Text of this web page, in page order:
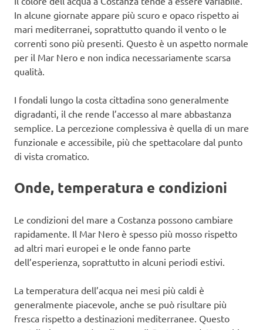
In alcune giornate appare più scuro e opaco rispetto ai
mari mediterranei, soprattutto quando il vento o le
correnti sono più presenti. Questo è un aspetto normale
per il Mar Nero e non indica necessariamente scarsa
qualità.
I fondali lungo la costa cittadina sono generalmente
digradanti, il che rende l’accesso al mare abbastanza
semplice. La percezione complessiva è quella di un mare
funzionale e accessibile, più che spettacolare dal punto
di vista cromatico.
Onde, temperatura e condizioni
Le condizioni del mare a Costanza possono cambiare
rapidamente. Il Mar Nero è spesso più mosso rispetto
ad altri mari europei e le onde fanno parte
dell’esperienza, soprattutto in alcuni periodi estivi.
La temperatura dell’acqua nei mesi più caldi è
generalmente piacevole, anche se può risultare più
fresca rispetto a destinazioni mediterranee. Questo